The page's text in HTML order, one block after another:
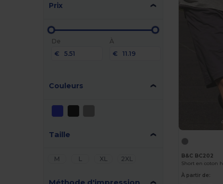
Prix
De
€
À
€
Couleurs
Taille
M L XL 2XL
Méthode d'impression
B&C BC202
Short en coton
À partir de: